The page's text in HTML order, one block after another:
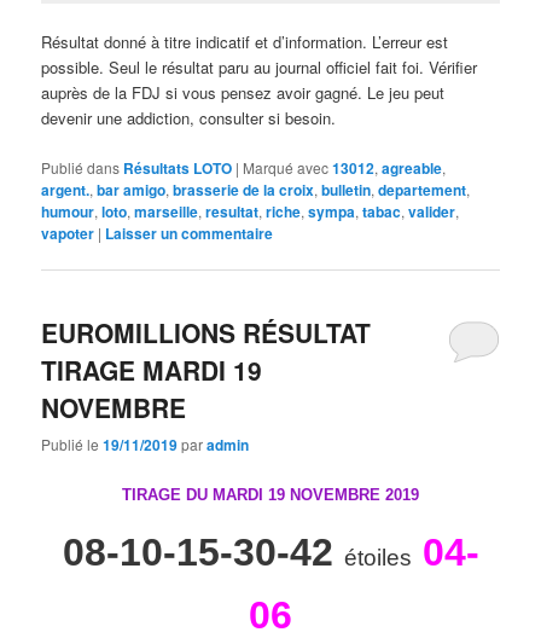
Résultat donné à titre indicatif et d’information. L’erreur est
possible. Seul le résultat paru au journal officiel fait foi. Vérifier
auprès de la FDJ si vous pensez avoir gagné. Le jeu peut
devenir une addiction, consulter si besoin.
Publié dans Résultats LOTO | Marqué avec13012,agreable,
argent.,bar amigo,brasserie de la croix,bulletin,departement,
humour,loto,marseille,resultat,riche,sympa,tabac,valider,
vapoter | Laisser un commentaire
EUROMILLIONS RÉSULTAT
TIRAGE MARDI 19
NOVEMBRE
Publié le19/11/2019paradmin
TIRAGE DU MARDI 19 NOVEMBRE 2019
08-10-15-30-42 étoiles 04-
06